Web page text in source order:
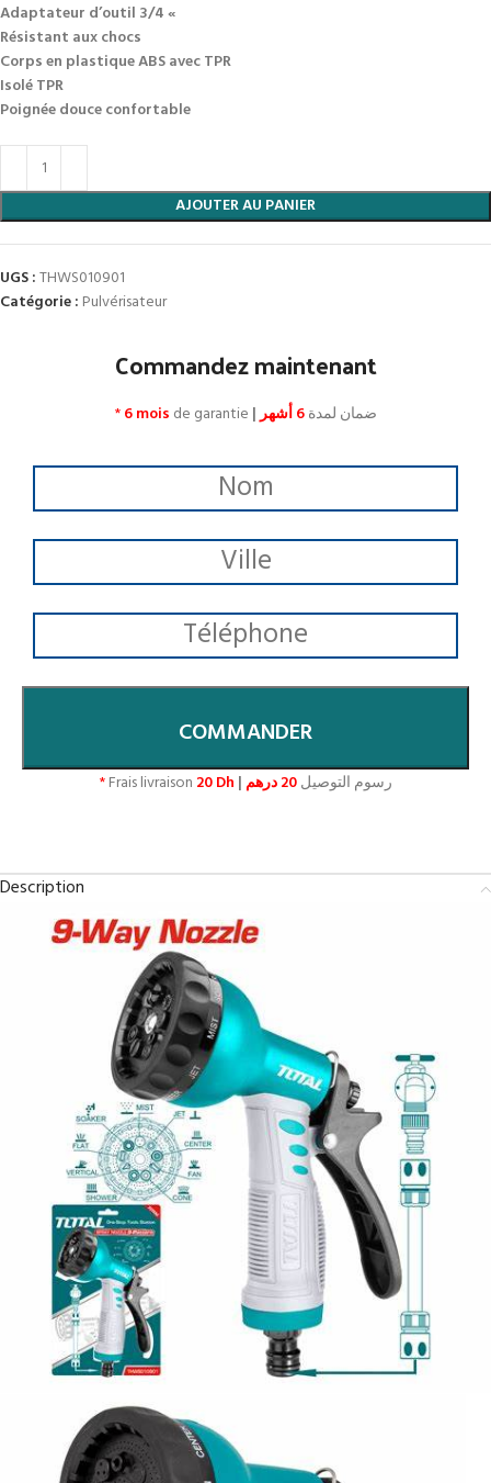
Adaptateur d’outil 3/4 «
Résistant aux chocs
Corps en plastique ABS avec TPR
Isolé TPR
Poignée douce confortable
AJOUTER AU PANIER
UGS :THWS010901
Catégorie : Pulvérisateur
Commandez maintenant
*6 mois de garantie | ضمان لمدة6 أشهر
COMMANDER
*Frais livraison 20 Dh | رسوم التوصيل20 درهم
Description